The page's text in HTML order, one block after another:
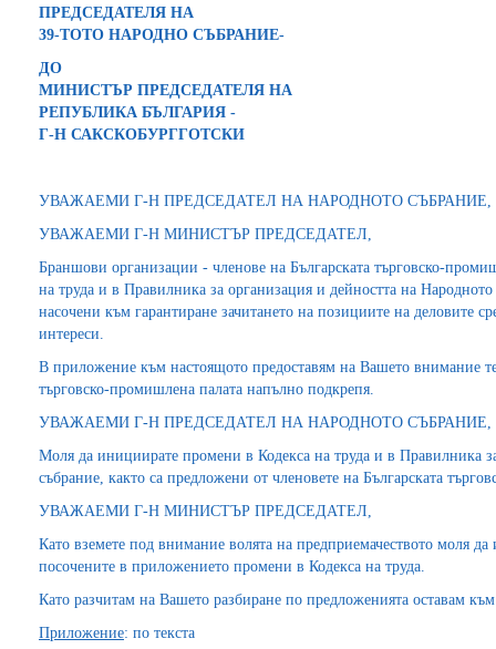
ПРЕДСЕДАТЕЛЯ НА
39-ТОТО НАРОДНО СЪБРАНИЕ-
ДО
МИНИСТЪР ПРЕДСЕДАТЕЛЯ НА
РЕПУБЛИКА БЪЛГАРИЯ -
Г-Н САКСКОБУРГГОТСКИ
УВАЖАЕМИ Г-Н ПРЕДСЕДАТЕЛ НА НАРОДНОТО СЪБРАНИЕ,
УВАЖАЕМИ Г-Н МИНИСТЪР ПРЕДСЕДАТЕЛ,
Браншови организации - членове на Българската търговско-
на труда и в Правилника за организация и дейността на
насочени към гарантиране зачитането на позициите на деловите
интереси.
В приложение към настоящото предоставям на Вашето внимание
търговско-промишлена палата напълно подкрепя.
УВАЖАЕМИ Г-Н ПРЕДСЕДАТЕЛ НА НАРОДНОТО СЪБРАНИЕ,
Моля да инициирате промени в Кодекса на труда и в Правилника
събрание, както са предложени от членовете на Българската
УВАЖАЕМИ Г-Н МИНИСТЪР ПРЕДСЕДАТЕЛ,
Като вземете под внимание волята на предприемачеството моля
посочените в приложението промени в Кодекса на труда.
Като разчитам на Вашето разбиране по предложенията оставам
Приложение: по текста